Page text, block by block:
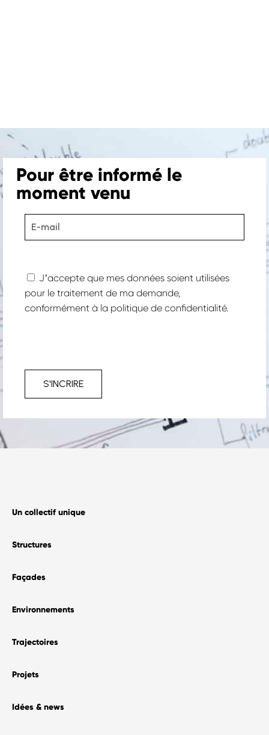
Nos expertises
–
Une équipe unique
Contact
Nous rejoindre
Pour être informé le
moment venu
Jʼaccepte que mes données soient utilisées
pour le traitement de ma demande,
conformément à la politique de confidentialité.
S'INCRIRE
Un collectif unique
Structures
Façades
Environnements
Trajectoires
Projets
Idées & news